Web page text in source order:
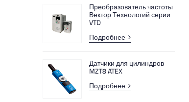
Фотобарьеры
Устройства контроля загрузки
Автоматические выключатели
Сервосистемы
Преобразователь частоты
Вектор Технологий серии
VTD
Подробнее
Датчики для цилиндров
MZT8 ATEX
Подробнее